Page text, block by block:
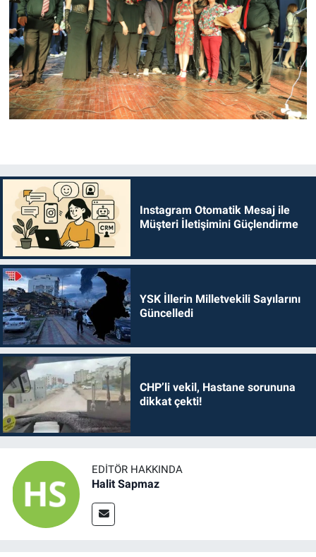
Instagram Otomatik Mesaj ile
Müşteri İletişimini Güçlendirme
YSK İllerin Milletvekili Sayılarını
Güncelledi
CHP’li vekil, Hastane sorununa
dikkat çekti!
EDITÖR HAKKINDA
Halit Sapmaz